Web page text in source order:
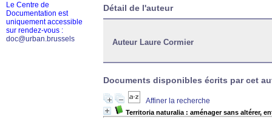
Détail de l'auteur
Auteur Laure Cormier
Documents disponibles écrits par cet
Affiner la recherche
Territoria naturalia : aménager sans altérer,
Le Centre de
Documentation est
uniquement accessible
sur rendez-vous :
doc@urban.brussels